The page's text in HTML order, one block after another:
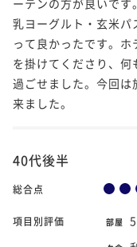
乳ヨーグルト・玄米パ
って良かったです。
を掛けてくださり、
過ごせました。今回は
来ました。
40代後半
総合点
項目別評価 部屋 5